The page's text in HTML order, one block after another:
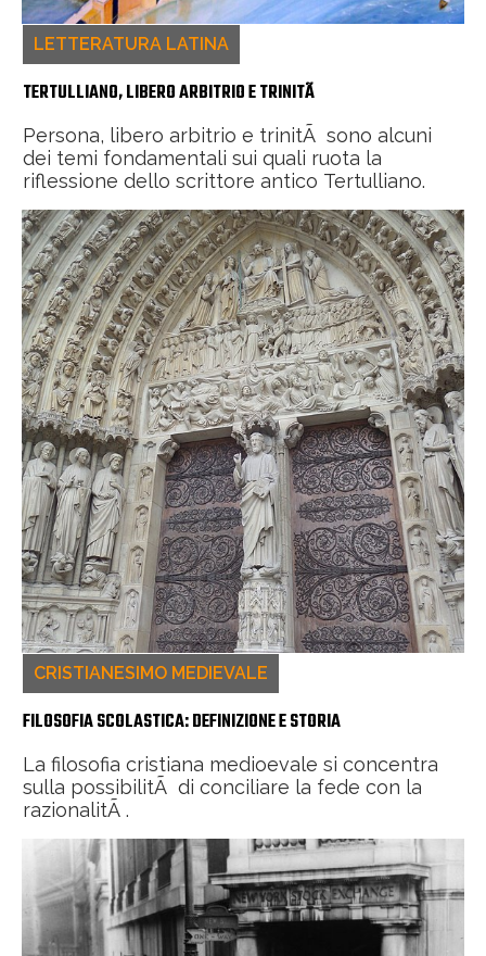
LETTERATURA LATINA
TERTULLIANO, LIBERO ARBITRIO E TRINITÃ
Persona, libero arbitrio e trinitÃ sono alcuni
dei temi fondamentali sui quali ruota la
riflessione dello scrittore antico Tertulliano.
CRISTIANESIMO MEDIEVALE
FILOSOFIA SCOLASTICA: DEFINIZIONE E STORIA
La filosofia cristiana medioevale si concentra
sulla possibilitÃ di conciliare la fede con la
razionalitÃ .